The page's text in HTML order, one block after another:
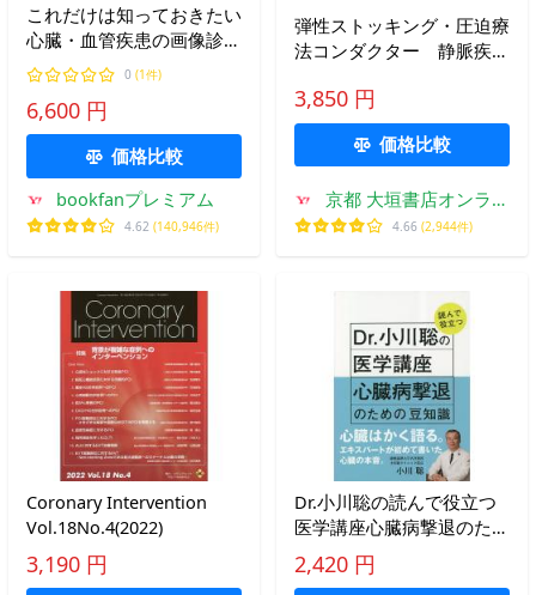
これだけは知っておきたい
心臓・血管疾患の画像診
断/宇都宮大輔
0 (1件)
6,600 円
価格比較
bookfanプレミアム
4.62 (140,946件)
弾性ストッキング・圧迫療
法コンダクター 静脈疾
迫療法の基礎と臨床応用 /
孟真
3,850 円
価格比較
京都 大垣書店オンライ
ン
4.66 (2,944件)
Coronary Intervention
Vol.18No.4(2022)
3,190 円
Dr.小川聡の読んで役立つ
医学講座心臓病撃退のため
の豆知識/小川聡
2,420 円